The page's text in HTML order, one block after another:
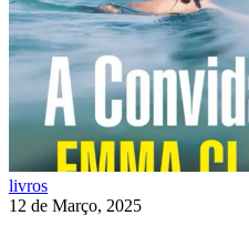
livros
12 de Março, 2025